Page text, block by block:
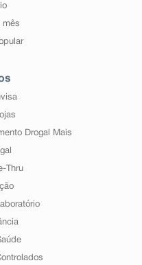
mês
Drogal Mais
Thru